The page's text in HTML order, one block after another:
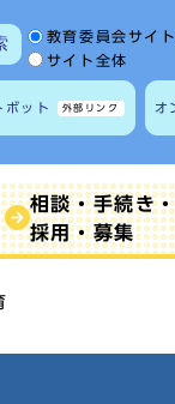
サイト内検索の
教育委員会サイ
サイト全体
ボット 外部リンク オ
相談・手続き
採用・募集